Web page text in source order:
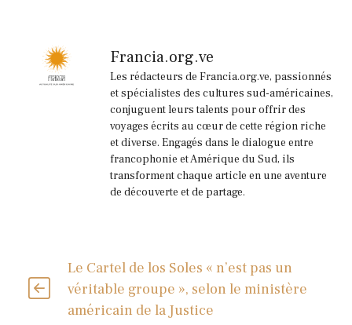
Francia.org.ve
Les rédacteurs de Francia.org.ve, passionnés
et spécialistes des cultures sud-américaines,
conjuguent leurs talents pour offrir des
voyages écrits au cœur de cette région riche
et diverse. Engagés dans le dialogue entre
francophonie et Amérique du Sud, ils
transforment chaque article en une aventure
de découverte et de partage.
Le Cartel de los Soles « n’est pas un
véritable groupe », selon le ministère
américain de la Justice